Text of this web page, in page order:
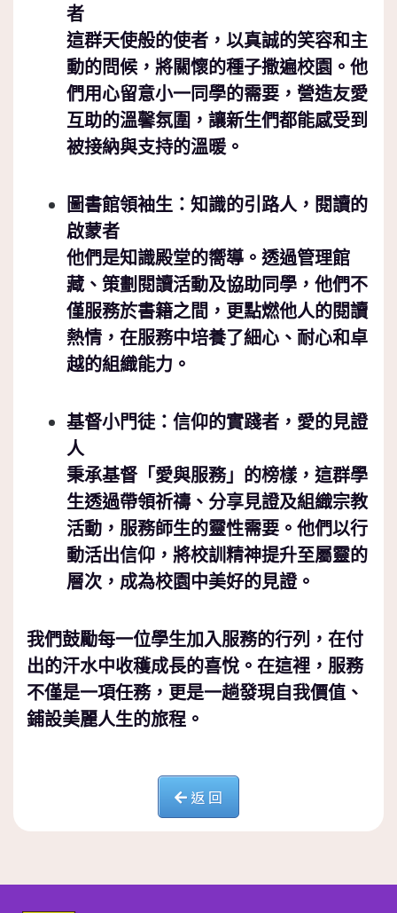
者
這群天使般的使者，以真誠的笑容和主
動的問候，將關懷的種子撒遍校園。他
們用心留意小一同學的需要，營造友愛
互助的溫馨氛圍，讓新生們都能感受到
被接納與支持的溫暖。
圖書館領袖生：知識的引路人，閱讀的
啟蒙者
他們是知識殿堂的嚮導。透過管理館
藏、策劃閱讀活動及協助同學，他們不
僅服務於書籍之間，更點燃他人的閱讀
熱情，在服務中培養了細心、耐心和卓
越的組織能力。
基督小門徒：信仰的實踐者，愛的見證
人
秉承基督「愛與服務」的榜樣，這群學
生透過帶領祈禱、分享見證及組織宗教
活動，服務師生的靈性需要。他們以行
動活出信仰，將校訓精神提升至屬靈的
層次，成為校園中美好的見證。
我們鼓勵每一位學生加入服務的行列，在付
出的汗水中收穫成長的喜悅。 在這裡，服務
不僅是一項任務，更是一趟發現自我價值、
鋪設美麗人生的旅程。
返 回